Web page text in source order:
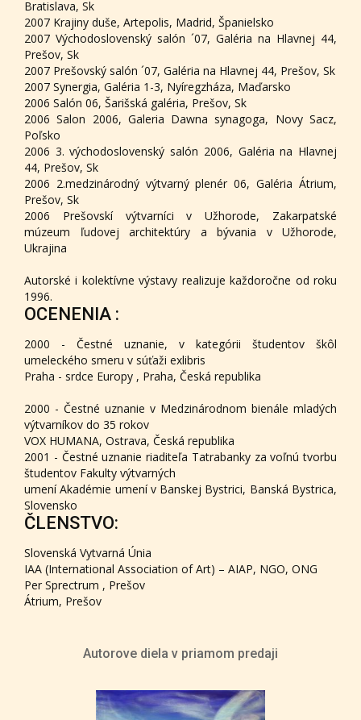
Bratislava, Sk
2007 Krajiny duše, Artepolis, Madrid, Španielsko
2007 Východoslovenský salón ´07, Galéria na Hlavnej 44,
Prešov, Sk
2007 Prešovský salón ´07, Galéria na Hlavnej 44, Prešov, Sk
2007 Synergia, Galéria 1-3, Nyíregzháza, Maďarsko
2006 Salón 06, Šarišská galéria, Prešov, Sk
2006 Salon 2006, Galeria Dawna synagoga, Novy Sacz,
Poľsko
2006 3. východoslovenský salón 2006, Galéria na Hlavnej
44, Prešov, Sk
2006 2.medzinárodný výtvarný plenér 06, Galéria Átrium,
Prešov, Sk
2006 Prešovskí výtvarníci v Užhorode, Zakarpatské
múzeum ľudovej architektúry a bývania v Užhorode,
Ukrajina
Autorské i kolektívne výstavy realizuje každoročne od roku
1996.
OCENENIA :
2000 - Čestné uznanie, v kategórii študentov škôl
umeleckého smeru v súťaži exlibris
Praha - srdce Europy , Praha, Česká republika
2000 - Čestné uznanie v Medzinárodnom bienále mladých
výtvarníkov do 35 rokov
VOX HUMANA, Ostrava, Česká republika
2001 - Čestné uznanie riaditeľa Tatrabanky za voľnú tvorbu
študentov Fakulty výtvarných
umení Akadémie umení v Banskej Bystrici, Banská Bystrica,
Slovensko
ČLENSTVO:
Slovenská Vytvarná Únia
IAA (International Association of Art) – AIAP, NGO, ONG
Per Sprectrum , Prešov
Átrium, Prešov
Autorove diela v priamom predaji